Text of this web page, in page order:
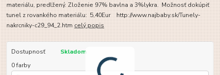
materiálu, predlžený. Zloženie 97% bavlna a 3%lykra. Možnosť dokúpiť
tunel z rovankého materiálu: 5,40Eur http://www.najbaby.sk/Tunely-
nakrcniky-c29_94_2.htmcelý popis
Dostupnosť
Skladom
0 farby